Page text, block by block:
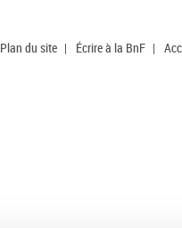
Plan du site | Écrire à la BnF |